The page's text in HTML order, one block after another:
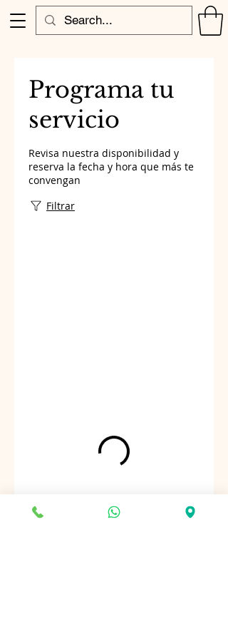
Programa tu
servicio
Revisa nuestra disponibilidad y
reserva la fecha y hora que más te
convengan
Filtrar